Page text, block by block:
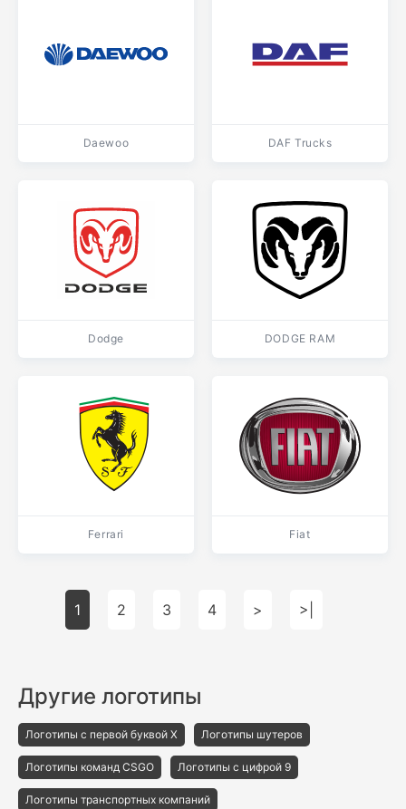
Daewoo DAF Trucks
Dodge DODGE RAM
Ferrari Fiat
1 2 3 4 > >|
Другие логотипы
Логотипы с первой буквой X Логотипы шутеров
Логотипы команд CSGO Логотипы с цифрой 9
Логотипы транспортных компаний